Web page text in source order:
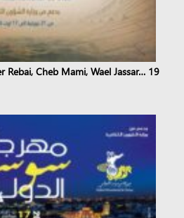
Rebai, Cheb Mami, Wael Jassar… 19